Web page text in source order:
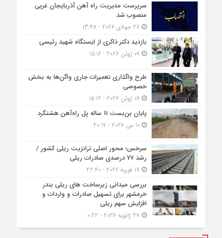
سرپرست مدیریت راه آهن آذربایجان غربی
منصوب شد
بازدید دکتر ذاکری از ایستگاه شهید رئیسی
طرح واگذاری تعمیرات جاری واگن‌ها به بخش
خصوصی
پایان بن‌بست 11 ساله پل راه‌آهن هشتگرد
10 می 2026 - 20:17
سرخس؛ محور اصلی ترانزیت ریلی کشور /
رشد ۷۷ درصدی صادرات ریلی
بررسی میدانی زیرساخت های ریلی بندر
خرمشهر برای تسهیل صادرات و واردات و
افزایش سهم ریلی